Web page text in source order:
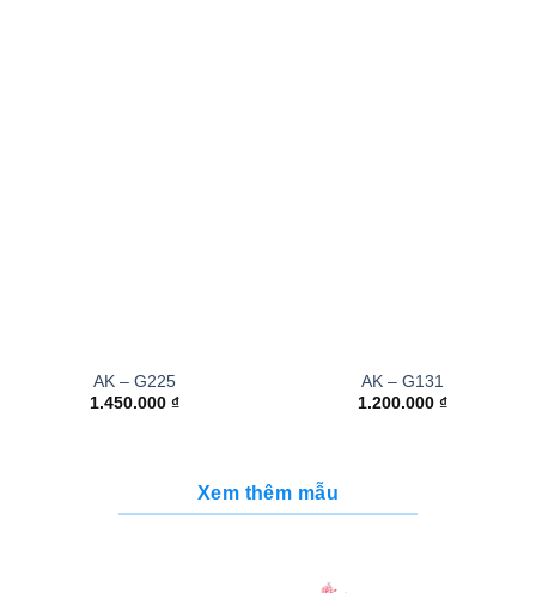
AK – G225
1.450.000 ₫
AK – G131
1.200.000 ₫
Xem thêm mẫu